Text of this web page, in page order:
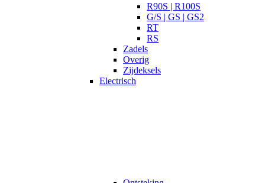
R90S | R100S
G/S | GS | GS2
RT
RS
Zadels
Overig
Zijdeksels
Electrisch